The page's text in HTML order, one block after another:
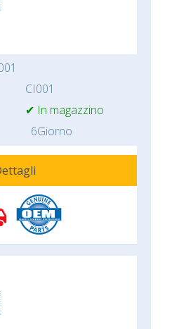
CI001
✔ In magazzino
6Giorno